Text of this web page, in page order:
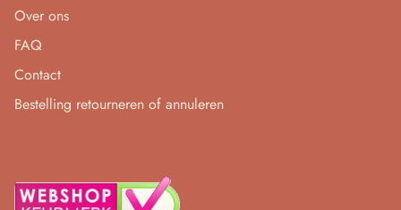
Over ons
FAQ
Contact
Bestelling retourneren of annuleren